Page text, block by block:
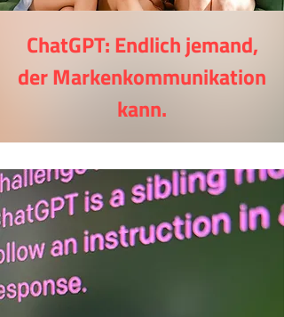
ChatGPT: Endlich jemand,
der Markenkommunikation
kann.